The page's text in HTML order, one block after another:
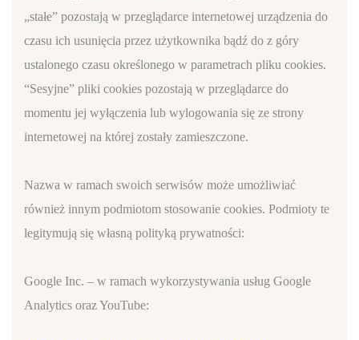
„stałe” pozostają w przeglądarce internetowej urządzenia do
czasu ich usunięcia przez użytkownika bądź do z góry
ustalonego czasu określonego w parametrach pliku cookies.
“Sesyjne” pliki cookies pozostają w przeglądarce do
momentu jej wyłączenia lub wylogowania się ze strony
internetowej na której zostały zamieszczone.
Nazwa w ramach swoich serwisów może umożliwiać
również innym podmiotom stosowanie cookies. Podmioty te
legitymują się własną polityką prywatności:
Google Inc. – w ramach wykorzystywania usług Google
Analytics oraz YouTube: